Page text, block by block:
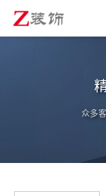
众多